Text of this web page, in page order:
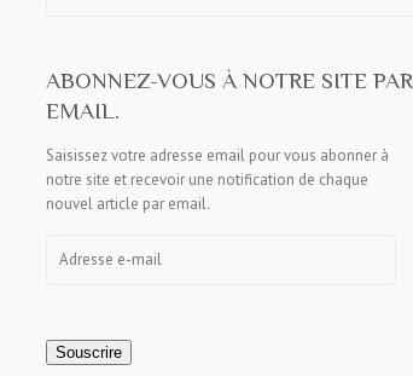
ABONNEZ-VOUS À NOTRE SITE PAR
EMAIL.
Saisissez votre adresse email pour vous abonner à
notre site et recevoir une notification de chaque
nouvel article par email.
Souscrire